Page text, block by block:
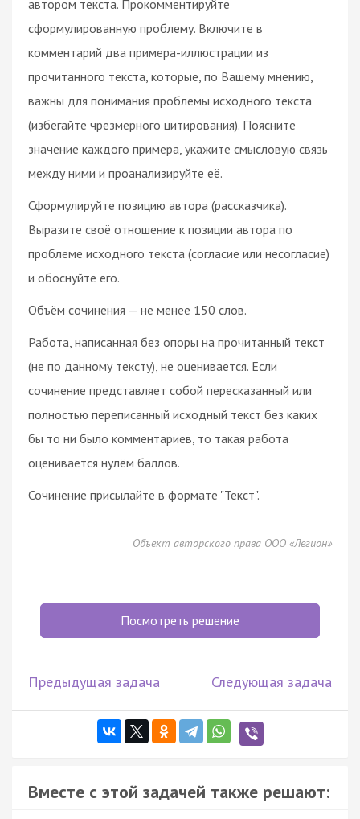
автором текста. Прокомментируйте
сформулированную проблему. Включите в
комментарий два примера-иллюстрации из
прочитанного текста, которые, по Вашему мнению,
важны для понимания проблемы исходного текста
(избегайте чрезмерного цитирования). Поясните
значение каждого примера, укажите смысловую связь
между ними и проанализируйте её.
Сформулируйте позицию автора (рассказчика).
Выразите своё отношение к позиции автора по
проблеме исходного текста (согласие или несогласие)
и обоснуйте его.
Объём сочинения — не менее 150 слов.
Работа, написанная без опоры на прочитанный текст
(не по данному тексту), не оценивается. Если
сочинение представляет собой пересказанный или
полностью переписанный исходный текст без каких
бы то ни было комментариев, то такая работа
оценивается нулём баллов.
Сочинение присылайте в формате "Текст".
Объект авторского права ООО «Легион»
Посмотреть решение
Предыдущая задача Следующая задача
Вместе с этой задачей также решают: